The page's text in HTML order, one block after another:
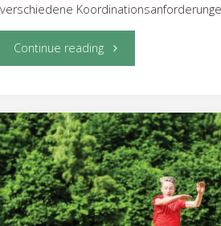
verschiedene
Continue reading"Oberkasseler
machen